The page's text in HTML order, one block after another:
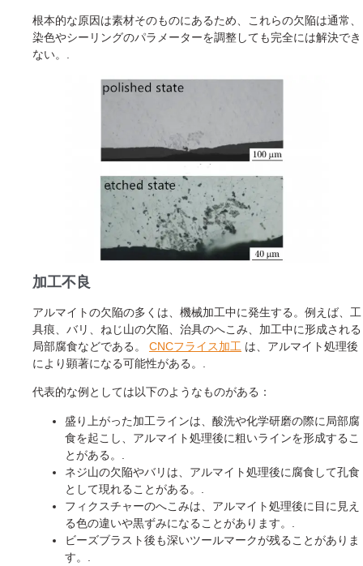
根本的な原因は素材そのものにあるため、これらの欠陥は通常、
染色やシーリングのパラメーターを調整しても完全には解決でき
ない。.
加工不良
アルマイトの欠陥の多くは、機械加工中に発生する。例えば、工
具痕、バリ、ねじ山の欠陥、治具のへこみ、加工中に形成される
局部腐食などである。 CNCフライス加工 は、アルマイト処理後
により顕著になる可能性がある。.
代表的な例としては以下のようなものがある：
盛り上がった加工ラインは、酸洗や化学研磨の際に局部腐
食を起こし、アルマイト処理後に粗いラインを形成するこ
とがある。.
ネジ山の欠陥やバリは、アルマイト処理後に腐食して孔食
として現れることがある。.
フィクスチャーのへこみは、アルマイト処理後に目に見え
る色の違いや黒ずみになることがあります。.
ビーズブラスト後も深いツールマークが残ることがありま
す。.